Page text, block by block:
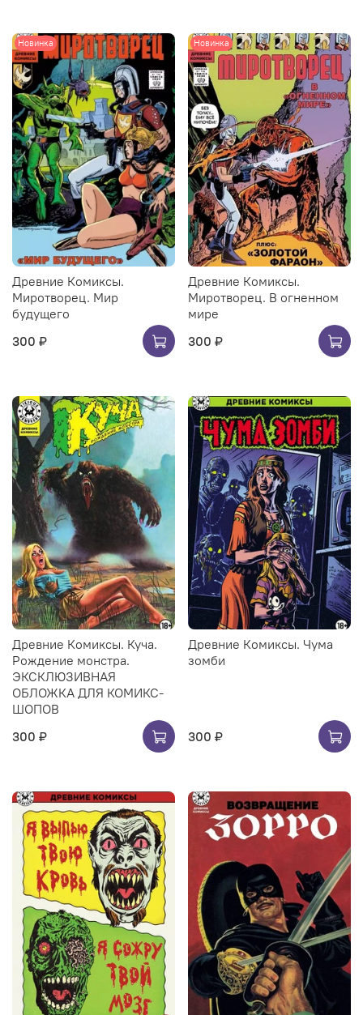
Новинка
Древние Комиксы.
Миротворец. Мир
будущего
300 ₽
Новинка
Древние Комиксы.
Миротворец. В огненном
мире
300 ₽
Древние Комиксы. Куча.
Рождение монстра.
ЭКСКЛЮЗИВНАЯ
ОБЛОЖКА ДЛЯ КОМИКС-
ШОПОВ
300 ₽
Древние Комиксы. Чума
зомби
300 ₽